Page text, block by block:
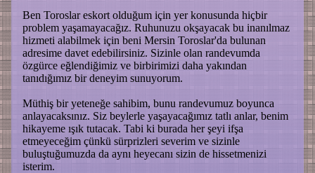
Ben Toroslar eskort olduğum için yer konusunda hiçbir
problem yaşamayacağız. Ruhunuzu okşayacak bu inanılmaz
hizmeti alabilmek için beni Mersin Toroslar'da bulunan
adresime davet edebilirsiniz. Sizinle olan randevumda
özgürce eğlendiğimiz ve birbirimizi daha yakından
tanıdığımız bir deneyim sunuyorum.
Müthiş bir yeteneğe sahibim, bunu randevumuz boyunca
anlayacaksınız. Siz beylerle yaşayacağımız tatlı anlar, benim
hikayeme ışık tutacak. Tabi ki burada her şeyi ifşa
etmeyeceğim çünkü sürprizleri severim ve sizinle
buluştuğumuzda da aynı heyecanı sizin de hissetmenizi
isterim.